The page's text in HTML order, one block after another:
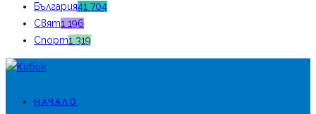
България41 704
Свят1 196
Спорт1 319
НАЧАЛО